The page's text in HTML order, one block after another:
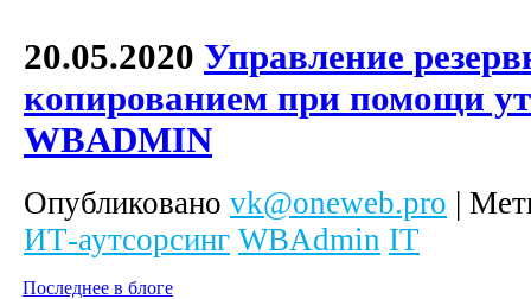
20.05.2020 Управление
копированием при помощи
WBADMIN
Опубликовано vk@oneweb.pro |
ИТ-аутсорсинг WBAdmin IT
Последнее в блоге